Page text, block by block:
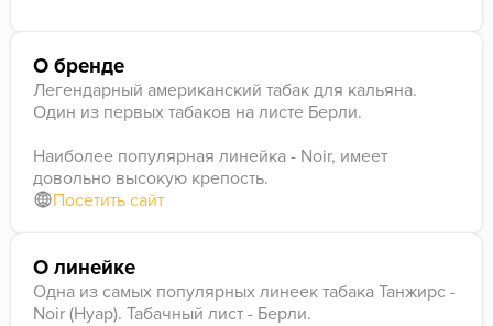
О бренде
Легендарный американский табак для кальяна.
Один из первых табаков на листе Берли.
Наиболее популярная линейка - Noir, имеет
довольно высокую крепость.
Посетить сайт
О линейке
Одна из самых популярных линеек табака Танжирс -
Noir (Нуар). Табачный лист - Берли.